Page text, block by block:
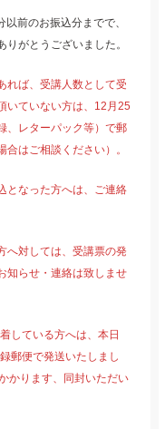
前のお振込分までで、
がとうございました。
れば、受講人数として受
いていない方は、12月25
、レターパック等）で郵
はご相談ください）。
となった方へは、ご連絡
へ対しては、受講票の発
知らせ・連絡は致しませ
している方へは、本日
郵便で発送いたしまし
かります、同封いただい